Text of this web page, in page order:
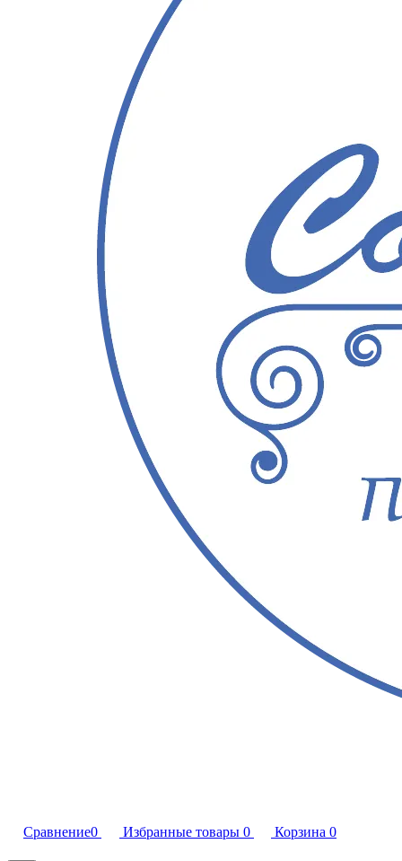
Сравнение0 Избранные товары 0 Корзина 0